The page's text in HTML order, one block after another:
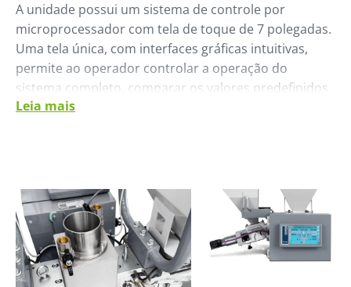
A unidade possui um sistema de controle por
microprocessador com tela de toque de 7 polegadas.
Uma tela única, com interfaces gráficas intuitivas,
permite ao operador controlar a operação do
sistema completo, comparar os valores predefinidos
de dosagem com os valores reais, verificar os valores
integrado com os sistemas de supervisão, em
particular com o Winfactory 4.0.
O corpo central dispõe de um misturador estático
que deixa entrar os aditivos no centro da coluna de
material virgem, assegurando uma perfeita mistura.
Leia mais